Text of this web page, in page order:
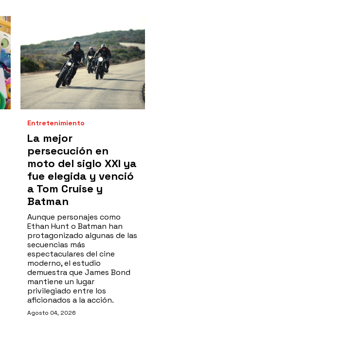
Entretenimiento
La mejor
persecución en
moto del siglo XXI ya
fue elegida y venció
a Tom Cruise y
Batman
Aunque personajes como
Ethan Hunt o Batman han
protagonizado algunas de las
secuencias más
espectaculares del cine
moderno, el estudio
demuestra que James Bond
mantiene un lugar
privilegiado entre los
aficionados a la acción.
Agosto 04, 2026